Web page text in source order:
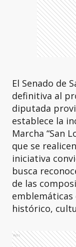
El Senado de
definitiva al
diputada
establece la
Marcha “San
que se
iniciativa
busca
de las
histórico,
Ads